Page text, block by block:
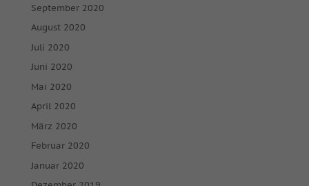
September 2020
August 2020
Juli 2020
Juni 2020
Mai 2020
April 2020
März 2020
Februar 2020
Januar 2020